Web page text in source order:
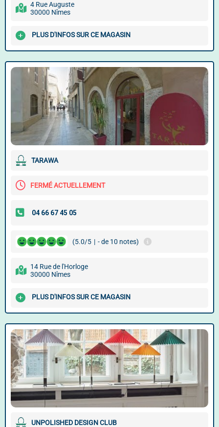
4 Rue Auguste
30000 Nîmes
PLUS D'INFOS SUR CE MAGASIN
TARAWA
FERMÉ ACTUELLEMENT
(5.0/5 | - de 10 notes)
14 Rue de l'Horloge
30000 Nîmes
PLUS D'INFOS SUR CE MAGASIN
UNPOLISHED DESIGN CLUB